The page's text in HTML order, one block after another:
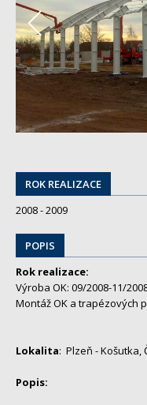
ROK REALIZACE
2008 - 2009
POPIS
Rok realizace:
Výroba OK: 09/2008-11/
Montáž OK a trapézových
Lokalita: Plzeň - Košutka,
Popis: